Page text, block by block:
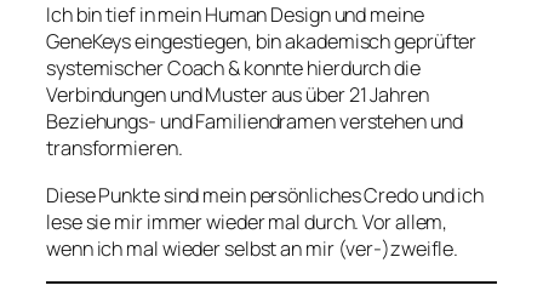
Ich bin tief in mein Human Design und meine
GeneKeys eingestiegen, bin akademisch geprüfter
systemischer Coach & konnte hierdurch die
Verbindungen und Muster aus über 21 Jahren
Beziehungs- und Familiendramen verstehen und
transformieren.
Diese Punkte sind mein persönliches Credo und ich
lese sie mir immer wieder mal durch. Vor allem,
wenn ich mal wieder selbst an mir (ver-)zweifle.